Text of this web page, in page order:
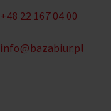
+48 22 167 04 00
info@bazabiur.pl